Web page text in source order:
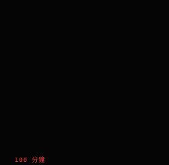
100 分鐘